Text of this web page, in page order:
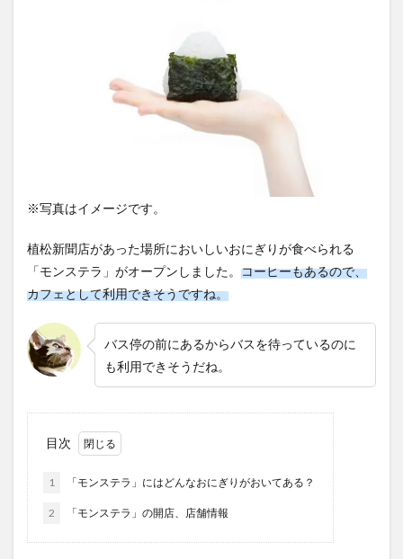
※写真はイメージです。
植松新聞店があった場所においしいおにぎりが食べられる
「モンステラ」がオープンしました。 コーヒーもあるので、
カフェとして利用できそうですね。
バス停の前にあるからバスを待っているのに
も利用できそうだね。
目次
1 「モンステラ」にはどんなおにぎりがおいてある？
2 「モンステラ」の開店、店舗情報